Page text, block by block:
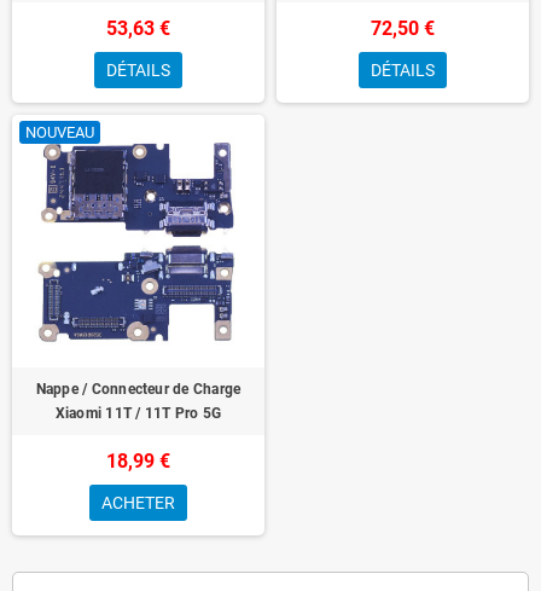
53,63 €
DÉTAILS
72,50 €
DÉTAILS
NOUVEAU
Nappe / Connecteur de Charge
Xiaomi 11T / 11T Pro 5G
18,99 €
ACHETER